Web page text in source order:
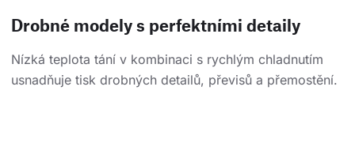
Drobné modely s perfektními detaily
Nízká teplota tání v kombinaci s rychlým chladnutím
usnadňuje tisk drobných detailů, převisů a přemostění.